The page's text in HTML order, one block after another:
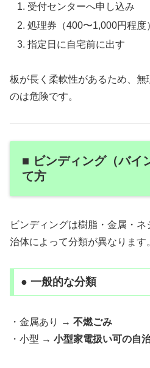
受付センターへ申し込み
処理券（400〜1,000円程度
指定日に自宅前に出す
板が長く柔軟性があるため、
のは危険です。
■ ビンディング（バイ
て方
ビンディングは樹脂・金属・
治体によって分類が異なります
● 一般的な分類
・金属あり → 不燃ごみ
・小型 → 小型家電扱い可の自